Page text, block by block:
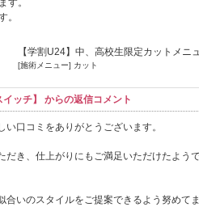
。
【学割U24】中、高校生限定カットメニ
[施術メニュー] カット
ッチ】 からの返信コメント
い口コミをありがとうございます。
だき、仕上がりにもご満足いただけたよう
合いのスタイルをご提案できるよう努め